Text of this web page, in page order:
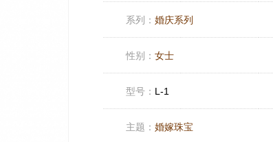
系列： 婚庆系列
性别： 女士
型号： L-1
主题： 婚嫁珠宝